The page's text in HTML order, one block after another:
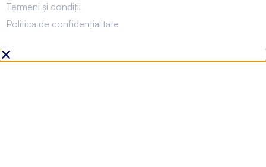
Termeni și condiții
Politica de confidențialitate